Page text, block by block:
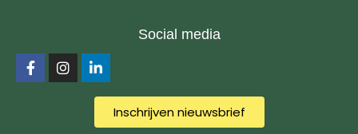
Social media
Inschrijven nieuwsbrief